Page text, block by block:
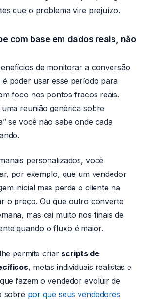
que o problema vire prejuízo.
com base em dados reais, não
de monitorar a conversão
é poder usar esse período para
foco nos pontos fracos reais.
reunião genérica sobre
se você não sabe onde cada
personalizados, você
por exemplo, que um vendedor
inicial mas perde o cliente na
o preço. Ou que outro converte
mas cai muito nos finais de
quando o fluxo é maior.
permite criar scripts de
, metas individuais realistas e
fazem o vendedor evoluir de
sobre por que seus vendedores